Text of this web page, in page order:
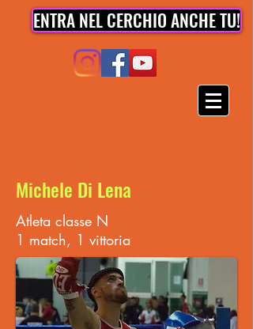
ENTRA NEL CERCHIO ANCHE TU!
Michele Di Lena
Atleta classe N
1 match, 1 vittoria